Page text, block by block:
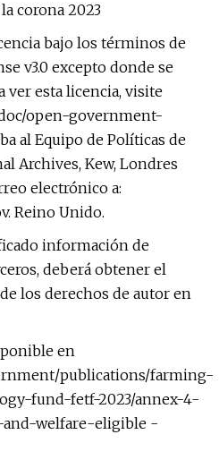
corona 2023
bajo los términos de
v3.0 excepto donde se
ver esta licencia, visite
open-government-
al Equipo de Políticas de
Archives, Kew, Londres
electrónico a:
. Reino Unido.
información de
deberá obtener el
los derechos de autor en
en
publications/farming-
fund-fetf-2023/annex-4-
welfare-eligible -